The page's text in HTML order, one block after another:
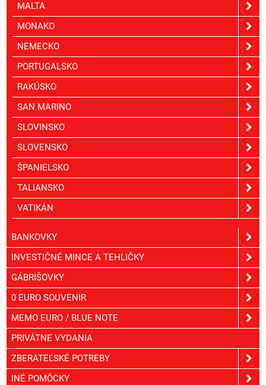
MALTA
MONAKO
NEMECKO
PORTUGALSKO
RAKÚSKO
SAN MARINO
SLOVINSKO
SLOVENSKO
ŠPANIELSKO
TALIANSKO
VATIKÁN
BANKOVKY
INVESTIČNÉ MINCE A TEHLIČKY
GÁBRIŠOVKY
0 EURO SOUVENIR
MEMO EURO / BLUE NOTE
PRIVÁTNE VYDANIA
ZBERATEĽSKÉ POTREBY
INÉ POMÔCKY